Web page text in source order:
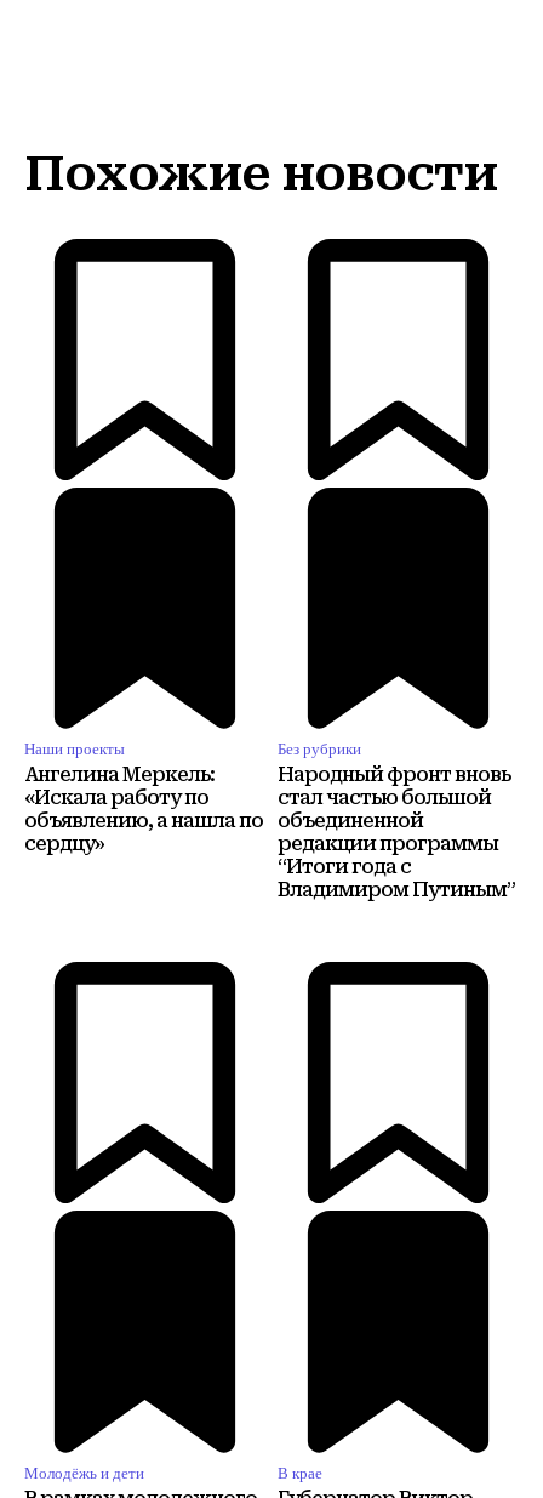
Похожие новости
Наши проекты
Ангелина Меркель:
«Искала работу по
объявлению, а нашла по
сердцу»
Без рубрики
Народный фронт вновь
стал частью большой
объединенной
редакции программы
“Итоги года с
Владимиром Путиным”
Молодёжь и дети В крае